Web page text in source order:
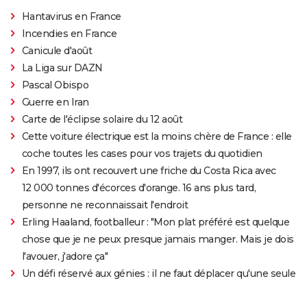
Hantavirus en France
Incendies en France
Canicule d'août
La Liga sur DAZN
Pascal Obispo
Guerre en Iran
Carte de l'éclipse solaire du 12 août
Cette voiture électrique est la moins chère de France : elle
coche toutes les cases pour vos trajets du quotidien
En 1997, ils ont recouvert une friche du Costa Rica avec
12 000 tonnes d'écorces d'orange. 16 ans plus tard,
personne ne reconnaissait l'endroit
Erling Haaland, footballeur : "Mon plat préféré est quelque
chose que je ne peux presque jamais manger. Mais je dois
l'avouer, j'adore ça"
Un défi réservé aux génies : il ne faut déplacer qu'une seule